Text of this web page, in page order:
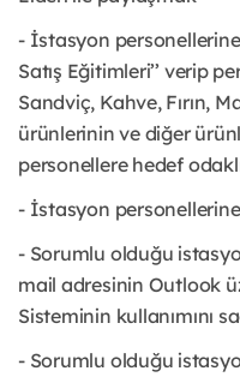
- İstasyon
Satış Eğitimleri’’ verip
Sandviç, Kahve, Fırın,
ürünlerinin ve diğer
personellere hedef
- İstasyon
- Sorumlu olduğu
mail adresinin Outlook
Sisteminin kullanımını
- Sorumlu olduğu